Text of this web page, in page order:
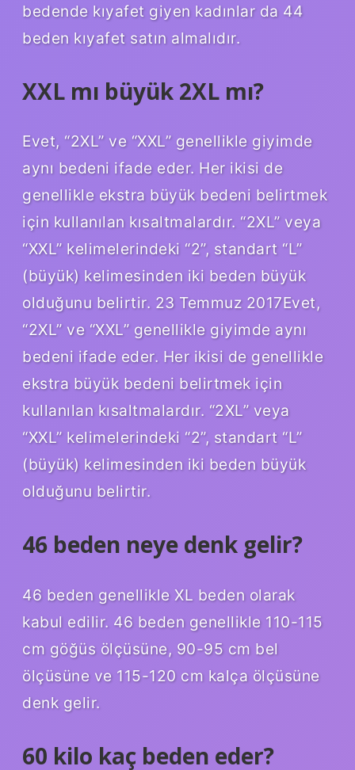
bedende kıyafet giyen kadınlar da 44
beden kıyafet satın almalıdır.
XXL mı büyük 2XL mı?
Evet, “2XL” ve “XXL” genellikle giyimde
aynı bedeni ifade eder. Her ikisi de
genellikle ekstra büyük bedeni belirtmek
için kullanılan kısaltmalardır. “2XL” veya
“XXL” kelimelerindeki “2”, standart “L”
(büyük) kelimesinden iki beden büyük
olduğunu belirtir. 23 Temmuz 2017Evet,
“2XL” ve “XXL” genellikle giyimde aynı
bedeni ifade eder. Her ikisi de genellikle
ekstra büyük bedeni belirtmek için
kullanılan kısaltmalardır. “2XL” veya
“XXL” kelimelerindeki “2”, standart “L”
(büyük) kelimesinden iki beden büyük
olduğunu belirtir.
46 beden neye denk gelir?
46 beden genellikle XL beden olarak
kabul edilir. 46 beden genellikle 110-115
cm göğüs ölçüsüne, 90-95 cm bel
ölçüsüne ve 115-120 cm kalça ölçüsüne
denk gelir.
60 kilo kaç beden eder?